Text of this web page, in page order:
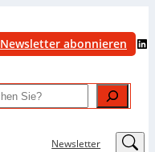
Newsletter abonnieren LinkedIn
Newsletter LinkedIn